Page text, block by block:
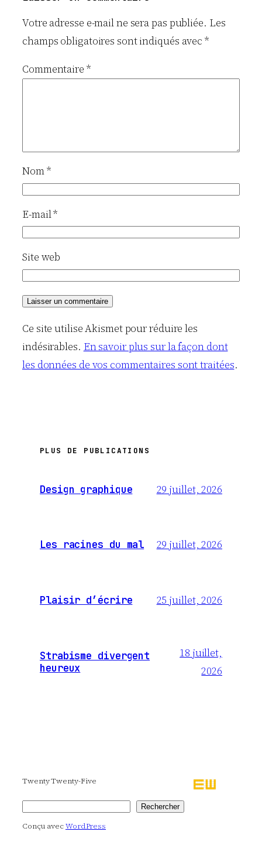
Votre adresse e-mail ne sera pas publiée. Les
champs obligatoires sont indiqués avec*
Commentaire *
Nom*
E-mail*
Site web
Ce site utilise Akismet pour réduire les
indésirables. En savoir plus sur la façon dont
les données de vos commentaires sont traitées.
PLUS DE PUBLICATIONS
Design graphique 29 juillet, 2026
Les racines du mal 29 juillet, 2026
Plaisir d’écrire 25 juillet, 2026
Strabisme divergent
heureux
18 juillet,
2026
Twenty Twenty-Five
Rechercher
Conçu avecWordPress